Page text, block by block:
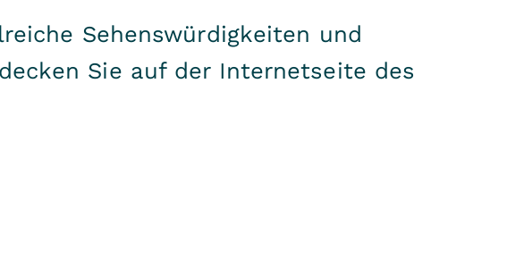
Sehenswürdigkeiten und
Sie auf derInternetseite des